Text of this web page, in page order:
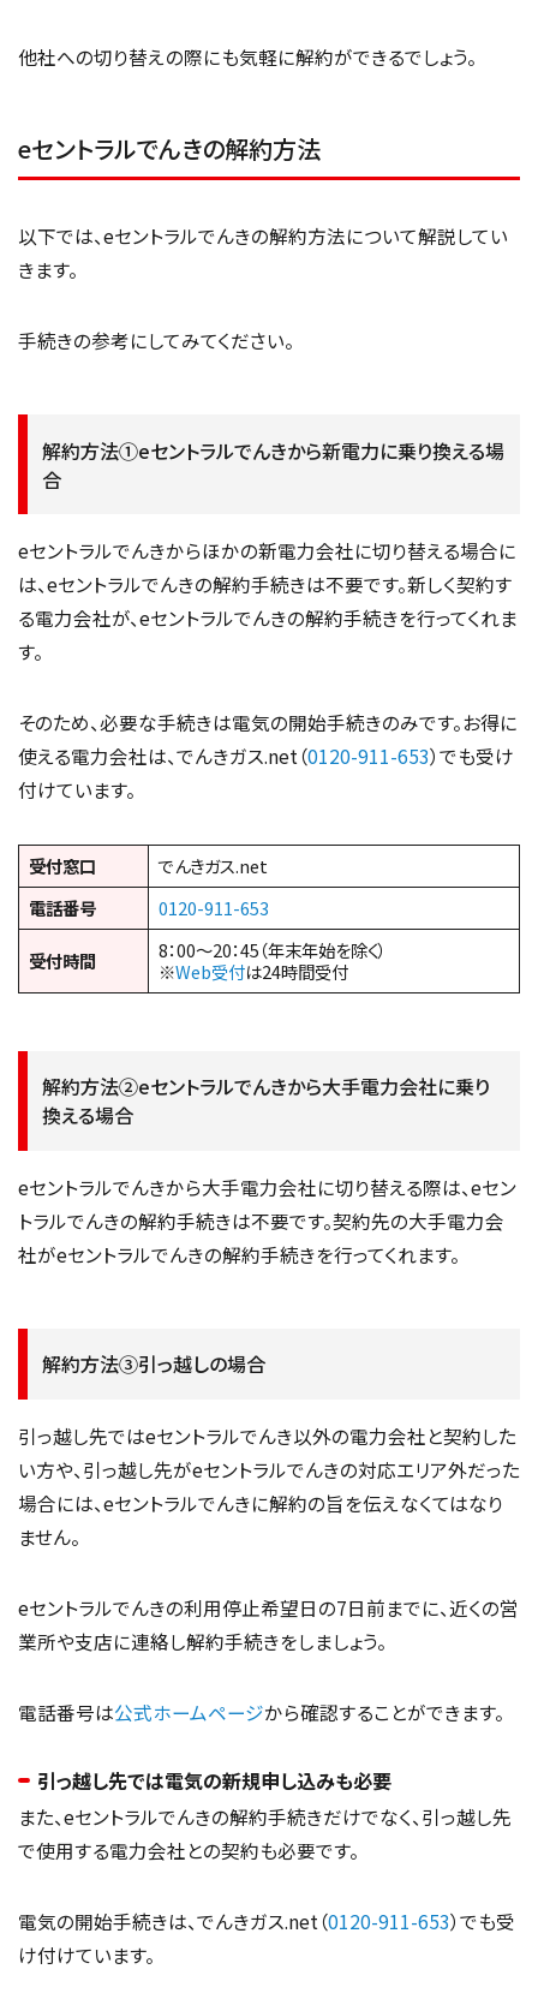
他社への切り替えの際にも気軽に解約ができるでしょう。
eセントラルでんきの解約方法
以下では、eセントラルでんきの解約方法について解説してい
きます。
手続きの参考にしてみてください。
解約方法①eセントラルでんきから新電力に乗り換える場
合
eセントラルでんきからほかの新電力会社に切り替える場合に
は、eセントラルでんきの解約手続きは不要です。新しく契約す
る電力会社が、eセントラルでんきの解約手続きを行ってくれま
す。
そのため、必要な手続きは電気の開始手続きのみです。お得に
使える電力会社は、でんきガス.net（0120-911-653）でも受け
付けています。
受付窓口
でんきガス.net
電話番号
0120-911-653
受付時間
8：00～20：45（年末年始を除く）
※Web受付は24時間受付
解約方法②eセントラルでんきから大手電力会社に乗り
換える場合
eセントラルでんきから大手電力会社に切り替える際は、eセン
トラルでんきの解約手続きは不要です。契約先の大手電力会
社がeセントラルでんきの解約手続きを行ってくれます。
解約方法③引っ越しの場合
引っ越し先ではeセントラルでんき以外の電力会社と契約した
い方や、引っ越し先がeセントラルでんきの対応エリア外だった
場合には、eセントラルでんきに解約の旨を伝えなくてはなり
ません。
eセントラルでんきの利用停止希望日の7日前までに、近くの営
業所や支店に連絡し解約手続きをしましょう。
電話番号は公式ホームページから確認することができます。
引っ越し先では電気の新規申し込みも必要
また、eセントラルでんきの解約手続きだけでなく、引っ越し先
で使用する電力会社との契約も必要です。
電気の開始手続きは、でんきガス.net（0120-911-653）でも受
け付けています。